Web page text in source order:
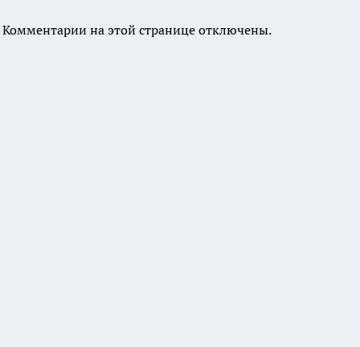
Комментарии на этой странице отключены.